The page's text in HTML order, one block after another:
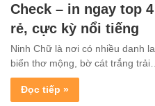
Check – in ngay top
rẻ, cực kỳ nổi tiếng
Ninh Chữ là nơi có nhiều danh
biển thơ mộng, bờ cát trắng trải…
Đọc tiếp »